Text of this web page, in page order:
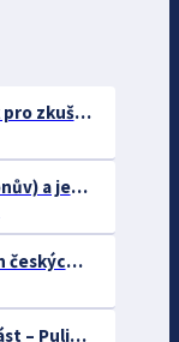
Sklípkan modravý - pavouk pro zkušené chovatele
Chameleon třírohý (Jacksonův) a jeho chov
Zapomenuté střípky z dějin českých exotářů - 3.část
Maďarská plemena psů 1. část – Puli, Komondor